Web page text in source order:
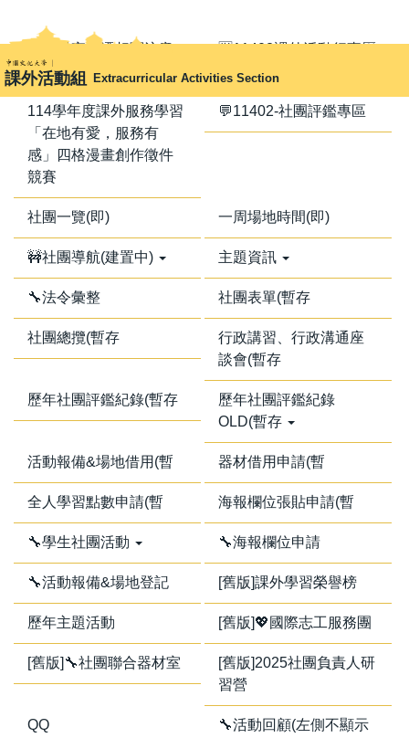
到
主
要
內
課外活動組 Extracurricular Activities Section
📢器材室搬遷相關注意
事項📢
🈺11402課外活動行事曆
114學年度課外服務學習
「在地有愛，服務有
感」四格漫畫創作徵件
競賽
💬11402-社團評鑑專區
社團一覽(即) 一周場地時間(即)
🚧社團導航(建置中) 主題資訊
🔧法令彙整 社團表單(暫存
社團總攬(暫存
行政講習、行政溝通座
談會(暫存
歷年社團評鑑紀錄(暫存
歷年社團評鑑紀錄
OLD(暫存
活動報備&場地借用(暫 器材借用申請(暫
全人學習點數申請(暫 海報欄位張貼申請(暫
🔧學生社團活動 🔧海報欄位申請
🔧活動報備&場地登記 [舊版]課外學習榮譽榜
歷年主題活動 [舊版]💖國際志工服務團
[舊版]🔧社團聯合器材室
[舊版]2025社團負責人研
習營
QQ
🔧活動回顧(左側不顯示